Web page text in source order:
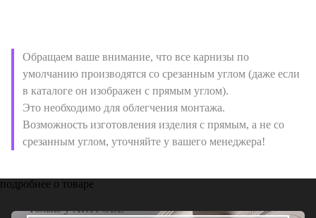
Обращаем ваше внимание, что все карнизы по
умолчанию производятся со срезанным углом (даже если
в каталоге он изображен с прямым углом).
Это необходимо для облегчения монтажа.
Возможность изготовления изделия с прямым, а не со
срезанным углом, уточняйте у вашего менеджера!
подробнее о товаре
Только уARTPOLE